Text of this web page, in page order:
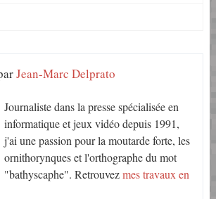
Jean-Marc Delprato
Journaliste dans la presse spécialisée en
informatique et jeux vidéo depuis 1991,
j'ai une passion pour la moutarde forte, les
ornithorynques et l'orthographe du mot
"bathyscaphe". Retrouvezmes travaux en